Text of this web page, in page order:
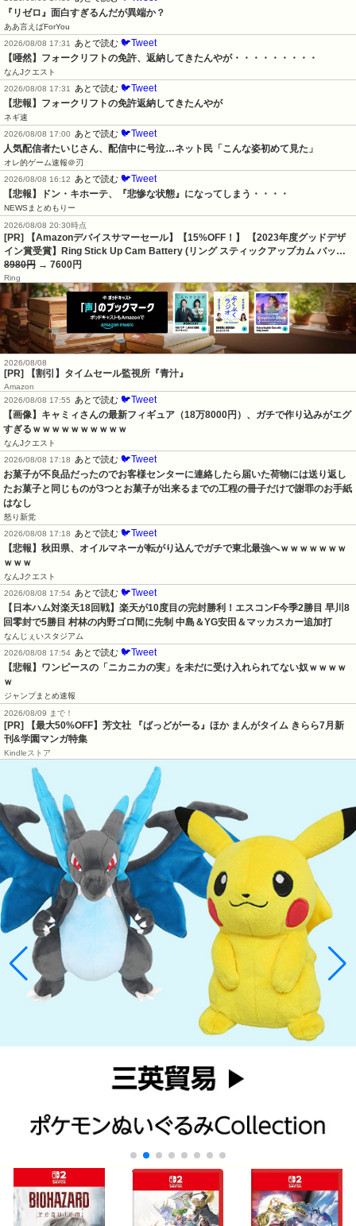
『リゼロ』面白すぎるんだが異端か？
ああ言えばForYou
2026/08/08 17:31
あとで読む 🐦Tweet
【唖然】フォークリフトの免許、返納してきたんやが・・・・・・・・・
なんJクエスト
2026/08/08 17:31
あとで読む 🐦Tweet
【悲報】フォークリフトの免許返納してきたんやが
ネギ速
2026/08/08 17:00
あとで読む 🐦Tweet
人気配信者たいじさん、配信中に号泣…ネット民「こんな姿初めて見た」
オレ的ゲーム速報＠刃
2026/08/08 16:12
あとで読む 🐦Tweet
【悲報】ドン・キホーテ、『悲惨な状態』になってしまう・・・・
NEWSまとめもりー
2026/08/08 20:30時点
[PR] 【Amazonデバイスサマーセール】【15%OFF！】 【2023年度グッドデザ
イン賞受賞】Ring Stick Up Cam Battery (リング スティックアップカム バッ…
8980円 → 7600円
Ring
2026/08/08
[PR] 【割引】タイムセール監視所『青汁』
Amazon
2026/08/08 17:55
あとで読む 🐦Tweet
【画像】キャミィさんの最新フィギュア（18万8000円）、ガチで作り込みがエグ
すぎるｗｗｗｗｗｗｗｗｗｗ
なんJクエスト
2026/08/08 17:18
あとで読む 🐦Tweet
お菓子が不良品だったのでお客様センターに連絡したら届いた荷物には送り返し
たお菓子と同じものが3つとお菓子が出来るまでの工程の冊子だけで謝罪のお手紙
はなし
怒り新党
2026/08/08 17:18
あとで読む 🐦Tweet
【悲報】秋田県、オイルマネーが転がり込んでガチで東北最強へｗｗｗｗｗｗｗ
ｗｗｗ
なんJクエスト
2026/08/08 17:54 あとで読む 🐦Tweet
【日本ハム対楽天18回戦】楽天が10度目の完封勝利！エスコンF今季2勝目 早川8
回零封で5勝目 村林の内野ゴロ間に先制 中島＆YG安田＆マッカスカー追加打
なんじぇいスタジアム
2026/08/08 17:54 あとで読む 🐦Tweet
【悲報】ワンピースの「ニカニカの実」を未だに受け入れられてない奴ｗｗｗｗ
ｗ
ジャンプまとめ速報
2026/08/09 まで！
[PR] 【最大50%OFF】芳文社 『ばっどがーる』ほか まんがタイム きらら7月新
刊&学園マンガ特集
Kindleストア